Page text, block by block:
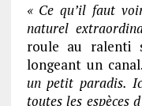
« Ce qu’il faut
naturel
roule au ralenti
longeant un canal.
un petit paradis.
toutes les espèces